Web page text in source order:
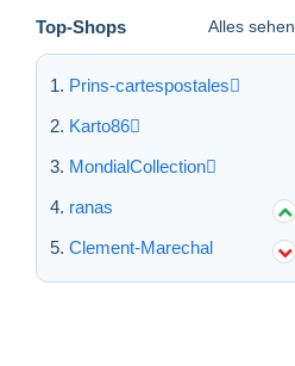
Top-Shops Alles sehen
Prins-cartespostales
Karto86
MondialCollection
ranas
Clement-Marechal